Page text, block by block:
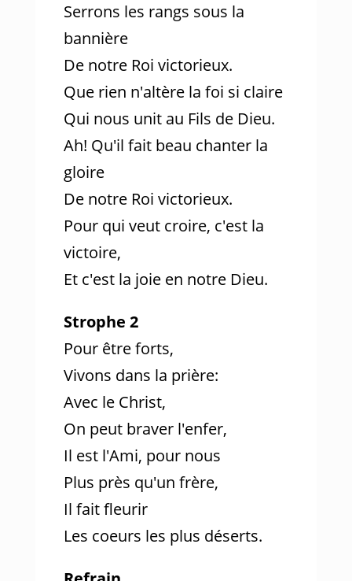
Serrons les rangs sous la
bannière
De notre Roi victorieux.
Que rien n'altère la foi si claire
Qui nous unit au Fils de Dieu.
Ah! Qu'il fait beau chanter la
gloire
De notre Roi victorieux.
Pour qui veut croire, c'est la
victoire,
Et c'est la joie en notre Dieu.
Strophe 2
Pour être forts,
Vivons dans la prière:
Avec le Christ,
On peut braver l'enfer,
Il est l'Ami, pour nous
Plus près qu'un frère,
Il fait fleurir
Les coeurs les plus déserts.